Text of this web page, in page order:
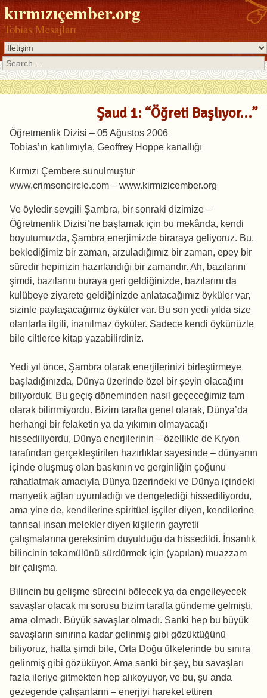
kırmızıçember.org
Tobias Mesajları
Search
Şaud 1: “Öğreti Başlıyor…”
Öğretmenlik Dizisi – 05 Ağustos 2006
Tobias’ın katılımıyla, Geoffrey Hoppe kanallığı
Kırmızı Çembere sunulmuştur
www.crimsoncircle.com – www.kirmizicember.org
Ve öyledir sevgili Şambra, bir sonraki dizimize –
Öğretmenlik Dizisi’ne başlamak için bu mekânda, kendi
boyutumuzda, Şambra enerjimizde biraraya geliyoruz. Bu,
beklediğimiz bir zaman, arzuladığımız bir zaman, epey bir
süredir hepinizin hazırlandığı bir zamandır. Ah, bazılarını
şimdi, bazılarını buraya geri geldiğinizde, bazılarını da
kulübeye ziyarete geldiğinizde anlatacağımız öyküler var,
sizinle paylaşacağımız öyküler var. Bu son yedi yılda size
olanlarla ilgili, inanılmaz öyküler. Sadece kendi öykünüzle
bile ciltlerce kitap yazabilirdiniz.
Yedi yıl önce, Şambra olarak enerjilerinizi birleştirmeye
başladığınızda, Dünya üzerinde özel bir şeyin olacağını
biliyorduk. Bu geçiş döneminden nasıl geçeceğimiz tam
olarak bilinmiyordu. Bizim tarafta genel olarak, Dünya’da
herhangi bir felaketin ya da yıkımın olmayacağı
hissediliyordu, Dünya enerjilerinin – özellikle de Kryon
tarafından gerçekleştirilen hazırlıklar sayesinde – dünyanın
içinde oluşmuş olan baskının ve gerginliğin çoğunu
rahatlatmak amacıyla Dünya üzerindeki ve Dünya içindeki
manyetik ağları uyumladığı ve dengelediği hissediliyordu,
ama yine de, kendilerine spiritüel işçiler diyen, kendilerine
tanrısal insan melekler diyen kişilerin gayretli
çalışmalarına gereksinim duyulduğu da hissedildi. İnsanlık
bilincinin tekamülünü sürdürmek için (yapılan) muazzam
bir çalışma.
Bilincin bu gelişme sürecini bölecek ya da engelleyecek
savaşlar olacak mı sorusu bizim tarafta gündeme gelmişti,
ama olmadı. Büyük savaşlar olmadı. Sanki hep bu büyük
savaşların sınırına kadar gelinmiş gibi gözüktüğünü
biliyoruz, hatta şimdi bile, Orta Doğu ülkelerinde bu sınıra
gelinmiş gibi gözüküyor. Ama sanki bir şey, bu savaşları
fazla ileriye gitmekten hep alıkoyuyor, ve bu, şu anda
gezegende çalışanların – enerjiyi hareket ettiren